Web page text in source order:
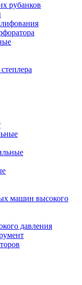
рубанков
машин высокого
давления